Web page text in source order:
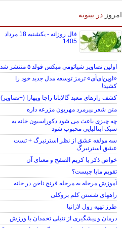
امروز در بیتوته
فال روزانه - یکشنبه 18 مرداد
1405
اولین تصاویر شیائومی میکس فولد ۵ منتشر شد
«اوپن‌ای‌آی» ترمز توسعه مدل جدید خود را
کشید!
کشف رازهای معبد گالاپاتا راجا ویهارا (+تصاویر)
متن شعر پیرمرد مهربون مزرعه داره
چه چیزی باعث می شود دکوراسیون خانه به
سبک ایتالیایی محبوب شود
سه مولفه عشق از نظر استرنبرگ + تست
عشق استرنبرگ
خواص ذکر یا کریم الصفح و معنای آن
تقویم مایا چیست؟
آموزش مرحله به مرحله فرنچ ناخن در خانه
راههای شستن کلم بروکلی
طرز تهیه رول لازانیا
درمان و پیشگیری از تنبلی تخمدان با ورزش